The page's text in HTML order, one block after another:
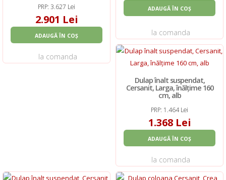
PRP: 3.627 Lei
2.901 Lei
ADAUGĂ ÎN COȘ
la comanda
ADAUGĂ ÎN COȘ
la comanda
Dulap înalt suspendat,
Cersanit, Larga, înălțime 160
cm, alb
PRP: 1.464 Lei
1.368 Lei
ADAUGĂ ÎN COȘ
la comanda